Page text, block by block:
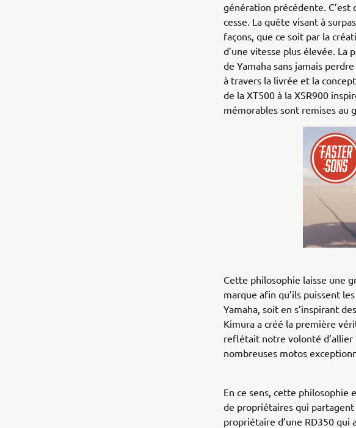
génération précédente. C’est
cesse. La quête visant à
façons, que ce soit par la
d’une vitesse plus élevée. La
de Yamaha sans jamais
à travers la livrée et la
de la XT500 à la XSR900
mémorables sont remises au
Cette philosophie laisse une
marque afin qu’ils puissent
Yamaha, soit en s’inspirant
Kimura a créé la première
reflétait notre volonté
nombreuses motos
En ce sens, cette philosophie
de propriétaires qui
propriétaire d’une RD350 qui